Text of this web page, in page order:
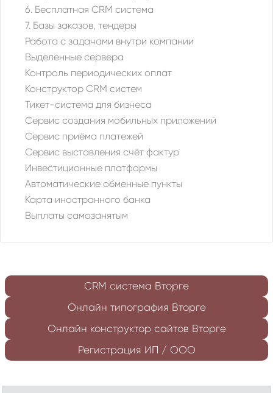
6. Бесплатная CRM система
7. Базы заказов, тендеры
Работа с задачами внутри компании
Выделенные сервера
Контроль периодических оплат
Конструктор CRM систем
Тикет-система для бизнеса
Сервис создания мобильных приложений
Сервис приёма платежей
Сервис выставления счёт фактур
Инвестиционные платформы
Автоматические обменные пункты
Карта иностранного банка
Выплаты самозанятым
CRM система Вторге
Онлайн типография Вторге
Онлайн конструктор сайтов Вторге
Регистрация ИП / ООО